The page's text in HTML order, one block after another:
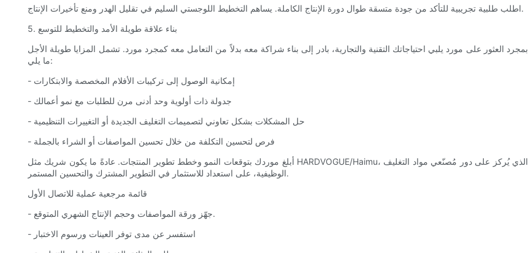
اطلب طلبية تجريبية للتأكد من جودة متسقة طوال دورة الإنتاج الكاملة. يساهم التخطيط اللوجستي السليم في تقليل الهدر ومنع تأخيرات الإنتاج.
5. بناء علاقة طويلة الأمد والتخطيط للتوسع
بمجرد العثور على مورد يلبي احتياجاتك التقنية والتجارية، بادر إلى بناء شراكة معه بدلاً من التعامل معه كمجرد مورد. تشمل المزايا طويلة الأجل
ما يلي:
- إمكانية الوصول إلى تركيبات الأفلام المخصصة والابتكارات
- جدولة ذات أولوية وحد أدنى مرن للطلبات مع نمو أعمالك
- حل المشكلات بشكل تعاوني لتصميمات التغليف الجديدة أو التغييرات التنظيمية
- فرص لتحسين التكلفة من خلال تحسين المواصفات أو الشراء بالجملة
أبلغ موردك بتوقعات النمو وخطط تطوير المنتجات. عادةً ما يكون شريك مثل HARDVOGUE/Haimu، الذي يُركز على دور مُصنّعي مواد التغليف
الوظيفية، على استعداد للاستثمار في التطوير المشترك والتحسين المستمر.
قائمة مرجعية عملية للاتصال الأول
- جهّز ورقة المواصفات وحجم الإنتاج الشهري المتوقع.
- استفسر عن مدى توفر العينات ورسوم الاختبار